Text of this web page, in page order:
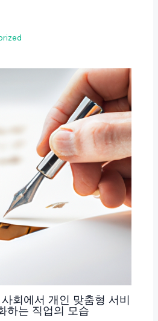
회에서 개인 맞춤형 서비
하는 직업의 모습